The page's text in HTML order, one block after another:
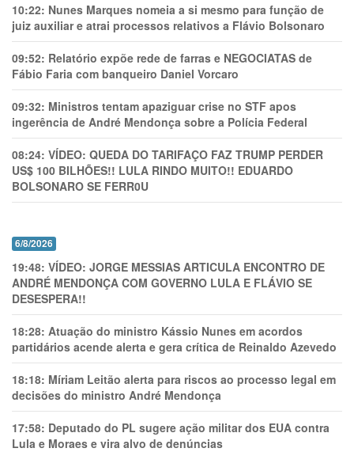
10:22: Nunes Marques nomeia a si mesmo para função de
juiz auxiliar e atrai processos relativos a Flávio Bolsonaro
09:52: Relatório expõe rede de farras e NEGOCIATAS de
Fábio Faria com banqueiro Daniel Vorcaro
09:32: Ministros tentam apaziguar crise no STF apos
ingerência de André Mendonça sobre a Polícia Federal
08:24: VÍDEO: QUEDA DO TARIFAÇO FAZ TRUMP PERDER
US$ 100 BILHÕES!! LULA RINDO MUITO!! EDUARDO
BOLSONARO SE FERR0U
6/8/2026
19:48: VÍDEO: JORGE MESSIAS ARTICULA ENCONTRO DE
ANDRÉ MENDONÇA COM GOVERNO LULA E FLÁVIO SE
DESESPERA!!
18:28: Atuação do ministro Kássio Nunes em acordos
partidários acende alerta e gera crítica de Reinaldo Azevedo
18:18: Míriam Leitão alerta para riscos ao processo legal em
decisões do ministro André Mendonça
17:58: Deputado do PL sugere ação militar dos EUA contra
Lula e Moraes e vira alvo de denúncias